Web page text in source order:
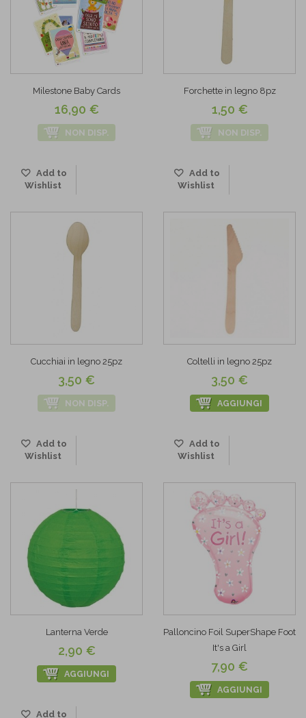
Milestone Baby Cards
16,90 €
NON DISP.
Add to
Wishlist
Forchette in legno 8pz
1,50 €
NON DISP.
Add to
Wishlist
Cucchiai in legno 25pz
3,50 €
NON DISP.
Add to
Wishlist
Coltelli in legno 25pz
3,50 €
AGGIUNGI
Add to
Wishlist
Lanterna Verde
2,90 €
AGGIUNGI
Add to
Palloncino Foil SuperShape Foot
It's a Girl
7,90 €
AGGIUNGI